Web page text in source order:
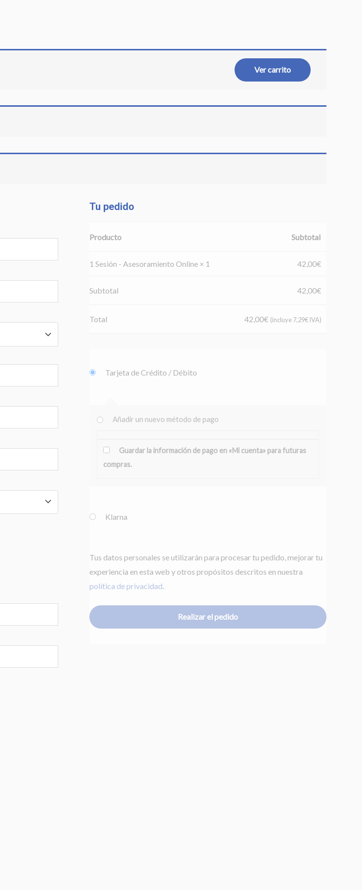
Ver carrito
Tu pedido
Producto Subtotal
1 Sesión - Asesoramiento Online × 1 42,00€
Subtotal 42,00€
Total 42,00€ (incluye 7,29€ IVA)
Tarjeta de Crédito / Débito
Añadir un nuevo método de pago
Guardar la información de pago en «Mi cuenta» para futuras
compras.
Klarna
Tus datos personales se utilizarán para procesar tu pedido, mejorar tu
experiencia en esta web y otros propósitos descritos en nuestra
política de privacidad
Realizar el pedido